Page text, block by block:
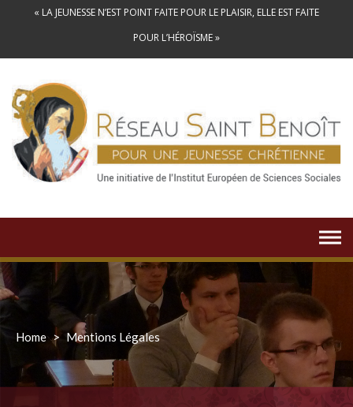
« LA JEUNESSE N’EST POINT FAITE POUR LE PLAISIR, ELLE EST FAITE
POUR L’HÉROÏSME »
Home > Mentions Légales